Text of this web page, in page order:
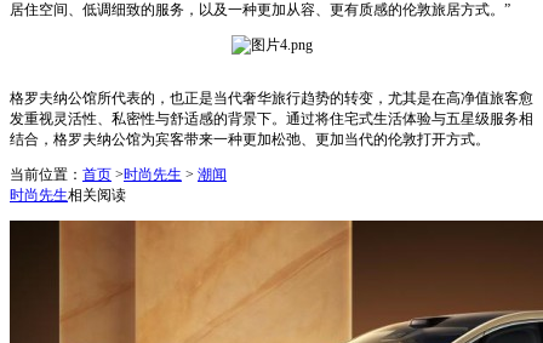
居住空间、低调细致的服务，以及一种更加从容、更有质感的伦敦旅居方式。”
格罗夫纳公馆所代表的，也正是当代奢华旅行趋势的转变，尤其是在高净值旅客愈
发重视灵活性、私密性与舒适感的背景下。通过将住宅式生活体验与五星级服务相
结合，格罗夫纳公馆为宾客带来一种更加松弛、更加当代的伦敦打开方式。
当前位置： 首页 >时尚先生 > 潮闻
时尚先生相关阅读